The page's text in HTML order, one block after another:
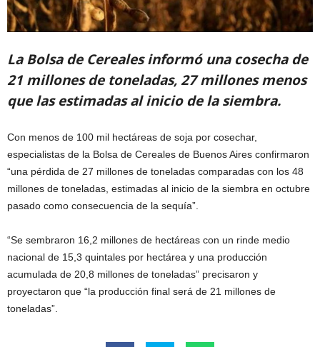
La Bolsa de Cereales informó una cosecha de
21 millones de toneladas, 27 millones menos
que las estimadas al inicio de la siembra.
Con menos de 100 mil hectáreas de soja por cosechar,
especialistas de la Bolsa de Cereales de Buenos Aires confirmaron
“una pérdida de 27 millones de toneladas comparadas con los 48
millones de toneladas, estimadas al inicio de la siembra en octubre
pasado como consecuencia de la sequía”.
“Se sembraron 16,2 millones de hectáreas con un rinde medio
nacional de 15,3 quintales por hectárea y una producción
acumulada de 20,8 millones de toneladas” precisaron y
proyectaron que “la producción final será de 21 millones de
toneladas”.